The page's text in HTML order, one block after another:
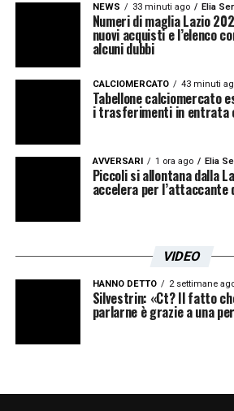
NEWS 33 minuti ago Elia
Numeri di maglia Lazio
nuovi acquisti e l’elenco
alcuni dubbi
CALCIOMERCATO 43 minuti
Tabellone calciomercato
i trasferimenti in entrata
AVVERSARI 1 ora ago Elia
Piccoli si allontana dalla
accelera per l’attaccante
VIDEO
HANNO DETTO 2 settimane
Silvestrin: «Ct? Il fatto
parlarne è grazie a una